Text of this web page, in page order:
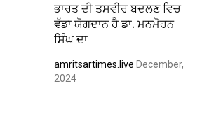
ਭਾਰਤ ਦੀ ਤਸਵੀਰ ਬਦਲਣ ਵਿਚ
ਵੱਡਾ ਯੋਗਦਾਨ ਹੈ ਡਾ. ਮਨਮੋਹਨ
ਸਿੰਘ ਦਾ
amritsartimes.live December,
2024